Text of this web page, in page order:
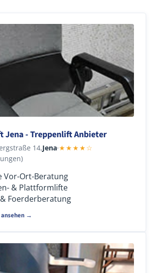
Jena - Treppenlift Anbieter
14,Jena·★★★★☆
Vor-Ort-Beratung
& Plattformlifte
Foerderberatung
→